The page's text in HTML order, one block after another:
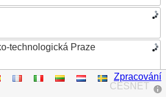
technologická Praze
v Praze
CESNET
Zpracování